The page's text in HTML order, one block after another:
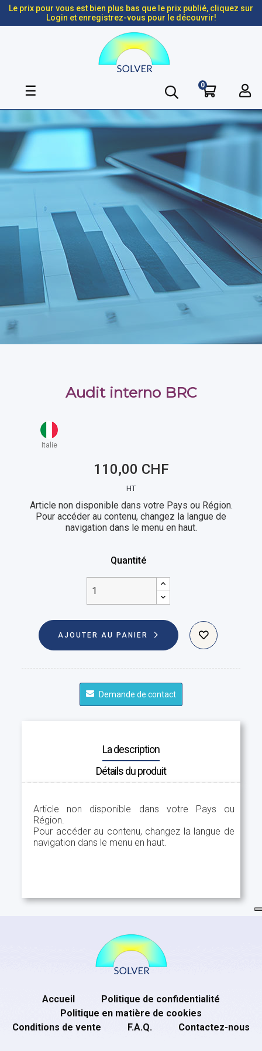
Le prix pour vous est bien plus bas que le prix publié, cliquez sur
Login et enregistrez-vous pour le découvrir!
Basculer
navigation
☰ 0
Audit interno BRC
Italie
110,00 CHF
HT
Article non disponible dans votre Pays ou Région.
Pour accéder au contenu, changez la langue de
navigation dans le menu en haut.
Quantité
AJOUTER AU PANIER
Demande de contact
La description
Détails du produit
Article non disponible dans votre Pays ou
Région.
Pour accéder au contenu, changez la langue de
navigation dans le menu en haut.
Accueil
Politique de confidentialité
Politique en matière de cookies
Conditions de vente
F.A.Q. Contactez-nous